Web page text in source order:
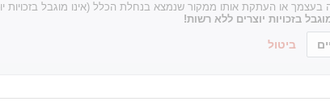
או העתקת אותו ממקור שנמצא בנחלת הכלל (אינו מוגבל בזכויות
בזכויות יוצרים ללא רשות!
ביטול